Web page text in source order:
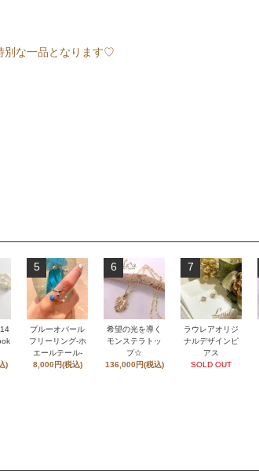
別な一品となります♡
)
5
ブルーオパール
フリーリング-ホ
エールテール-
8,000円(税込)
6
希望の光を導く
モンステラトッ
プ☆
136,000円(税込)
7
ラウレアオリジ
ナルデザインピ
アス
SOLD OUT